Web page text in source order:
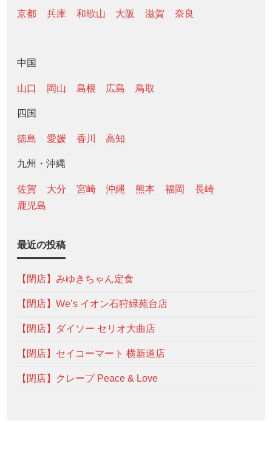
京都 兵庫 和歌山 大阪 滋賀 奈良
中国
山口 岡山 島根 広島 鳥取
四国
徳島 愛媛 香川 高知
九州・沖縄
佐賀 大分 宮崎 沖縄 熊本 福岡
長崎
鹿児島
最近の投稿
【閉店】みゆきちゃん定食
【閉店】We’s イオン石狩緑苑台店
【閉店】ダイソー セリオ大曲店
【閉店】セイコーマート 横新道店
【閉店】クレープ Peace & Love